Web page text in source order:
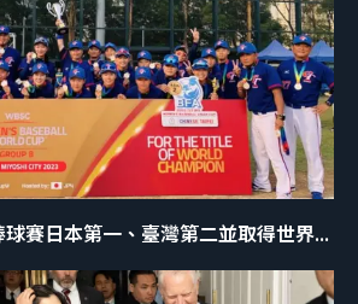
賽日本第一、臺灣第二並取得世界...